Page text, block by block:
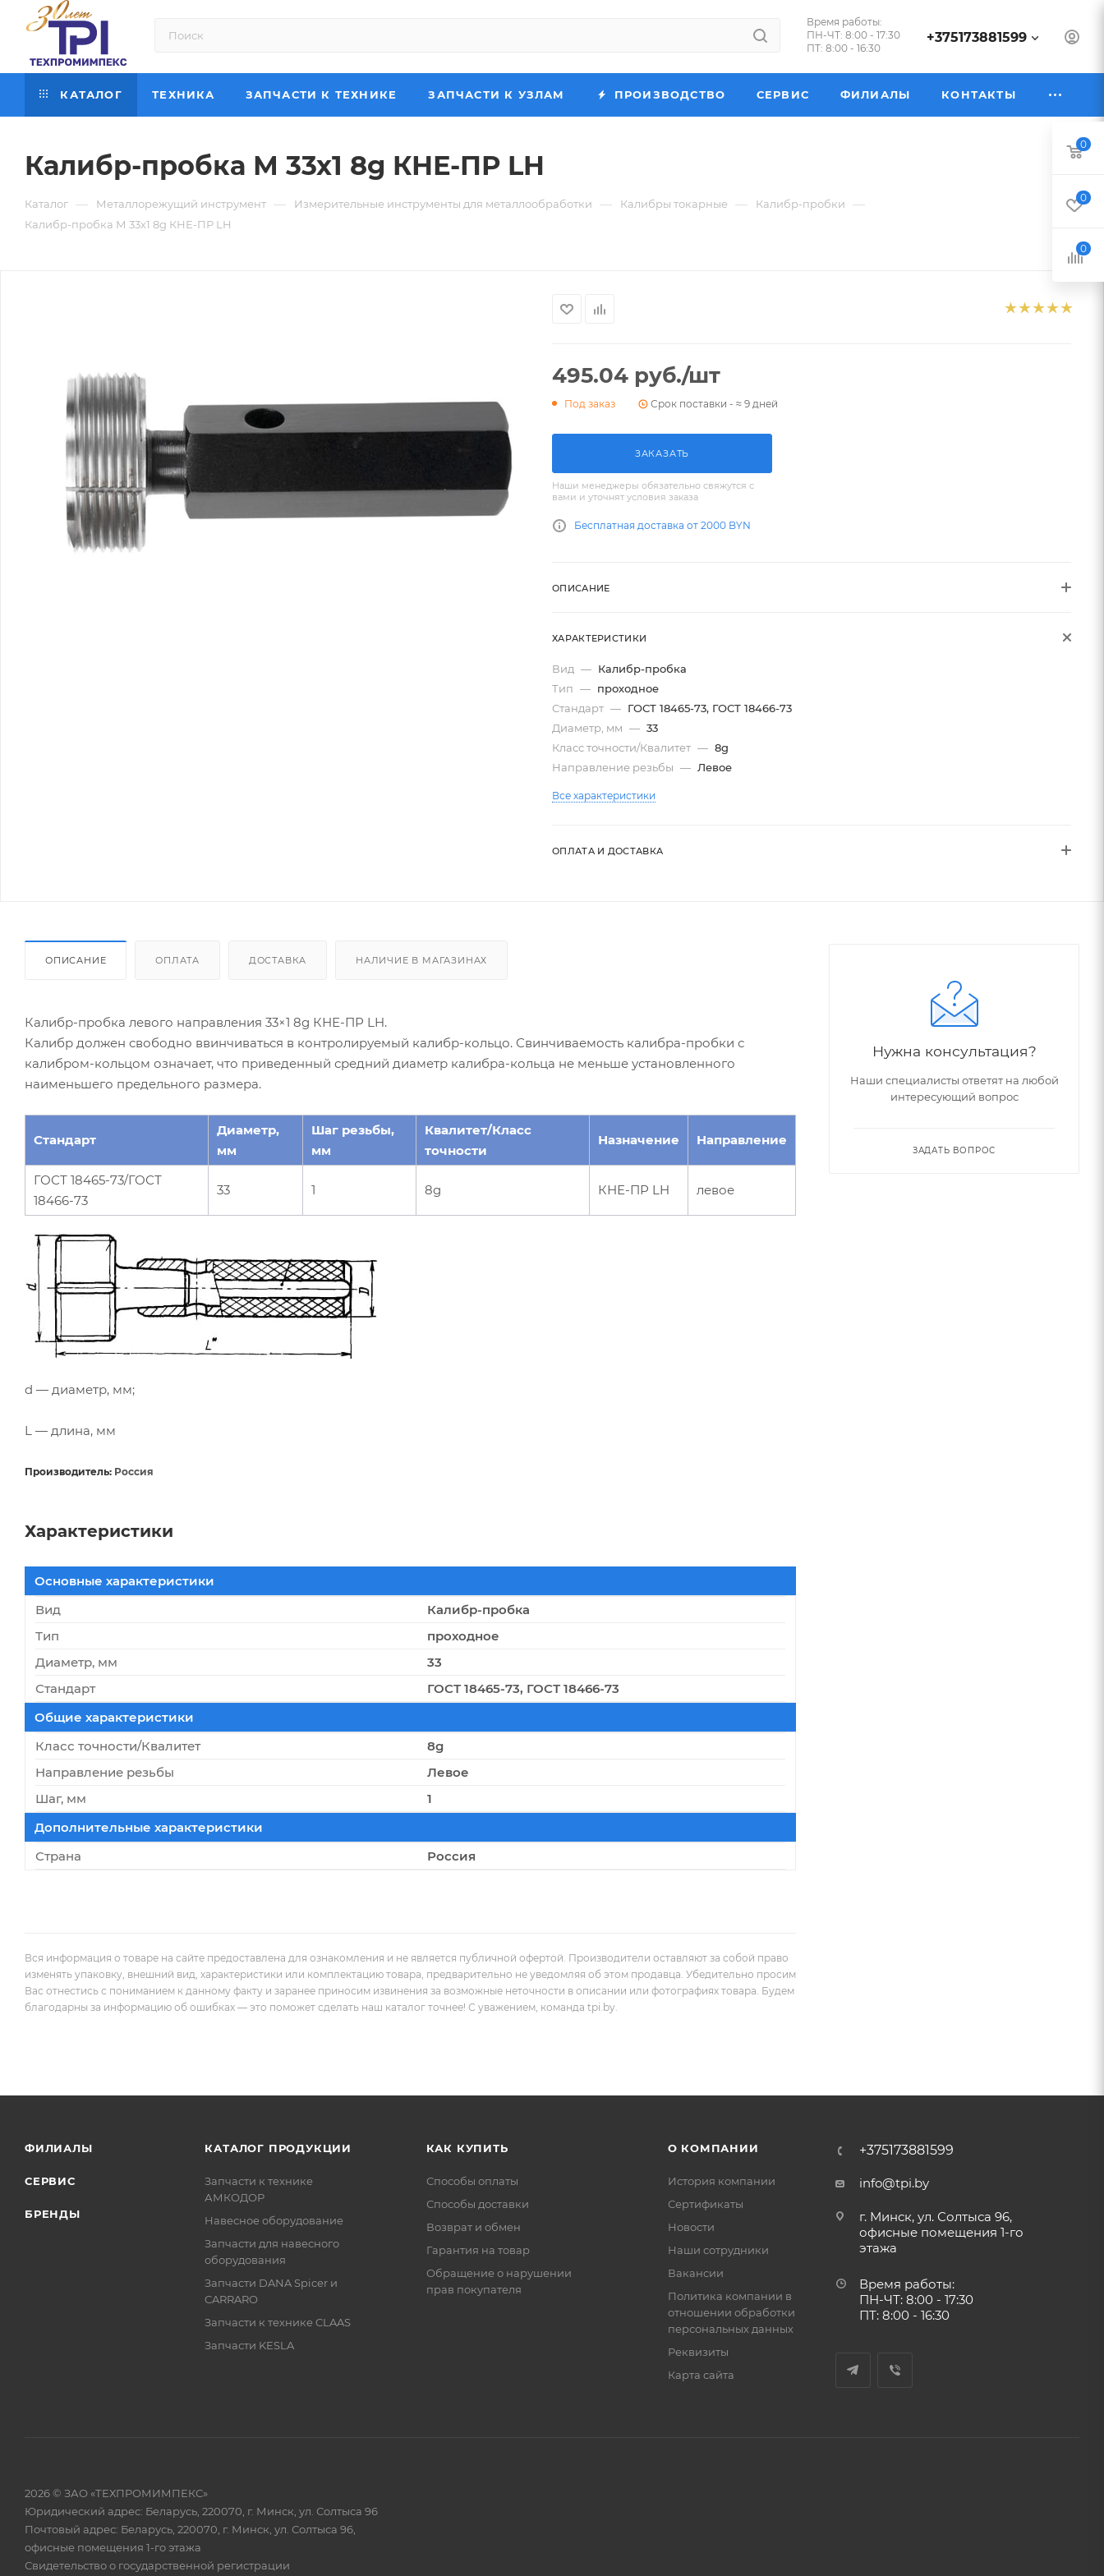
Время работы:
ПН-ЧТ: 8:00 - 17:30
ПТ: 8:00 - 16:30
+375173881599
КАТАЛОГ ТЕХНИКА ЗАПЧАСТИ К ТЕХНИКЕ ЗАПЧАСТИ К УЗЛАМ ПРОИЗВОДСТВО СЕРВИС ФИЛИАЛЫ КОНТАКТЫ
Калибр-пробка М 33х1 8g КНЕ-ПР LH
Каталог — Металлорежущий инструмент — Измерительные инструменты для металлообработки — Калибры токарные — Калибр-пробки —
Калибр-пробка М 33х1 8g КНЕ-ПР LH
495.04 руб./шт
Под заказ Срок поставки - ≈ 9 дней
ЗАКАЗАТЬ
Наши менеджеры обязательно свяжутся с
вами и уточнят условия заказа
Бесплатная доставка от 2000 BYN
ОПИСАНИЕ
ХАРАКТЕРИСТИКИ
Вид — Калибр-пробка
Тип — проходное
Стандарт — ГОСТ 18465-73, ГОСТ 18466-73
Диаметр, мм — 33
Класс точности/Квалитет — 8g
Направление резьбы — Левое
Все характеристики
ОПЛАТА И ДОСТАВКА
ОПИСАНИЕ ОПЛАТА ДОСТАВКА НАЛИЧИЕ В МАГАЗИНАХ
Калибр-пробка левого направления 33×1 8g КНЕ-ПР LH.
Калибр должен свободно ввинчиваться в контролируемый калибр-кольцо. Свинчиваемость калибра-пробки с
калибром-кольцом означает, что приведенный средний диаметр калибра-кольца не меньше установленного
наименьшего предельного размера.
Стандарт
Диаметр,
мм
Шаг резьбы,
мм
Квалитет/Класс
точности
Назначение Направление
ГОСТ 18465-73/ГОСТ
18466-73
33 1 8g КНЕ-ПР LH левое
d — диаметр, мм;
L — длина, мм
Производитель: Россия
Характеристики
Основные характеристики
Вид
Калибр-пробка
Тип
проходное
Диаметр, мм
33
Стандарт
ГОСТ 18465-73, ГОСТ 18466-73
Общие характеристики
Класс точности/Квалитет
8g
Направление резьбы
Левое
Шаг, мм
1
Дополнительные характеристики
Страна
Россия
Вся информация о товаре на сайте предоставлена для ознакомления и не является публичной офертой. Производители оставляют за собой право
изменять упаковку, внешний вид, характеристики или комплектацию товара, предварительно не уведомляя об этом продавца. Убедительно просим
Вас отнестись с пониманием к данному факту и заранее приносим извинения за возможные неточности в описании или фотографиях товара. Будем
благодарны за информацию об ошибках — это поможет сделать наш каталог точнее! С уважением, команда tpi.by.
Нужна консультация?
Наши специалисты ответят на любой
интересующий вопрос
ЗАДАТЬ ВОПРОС
ФИЛИАЛЫ
СЕРВИС
БРЕНДЫ
КАТАЛОГ ПРОДУКЦИИ
Запчасти к технике
АМКОДОР
Навесное оборудование
Запчасти для навесного
оборудования
Запчасти DANA Spicer и
CARRARO
Запчасти к технике CLAAS
Запчасти KESLA
КАК КУПИТЬ
Способы оплаты
Способы доставки
Возврат и обмен
Гарантия на товар
Обращение о нарушении
прав покупателя
О КОМПАНИИ
История компании
Сертификаты
Новости
Наши сотрудники
Вакансии
Политика компании в
отношении обработки
персональных данных
Реквизиты
Карта сайта
+375173881599
info@tpi.by
г. Минск, ул. Солтыса 96,
офисные помещения 1-го
этажа
Время работы:
ПН-ЧТ: 8:00 - 17:30
ПТ: 8:00 - 16:30
2026 © ЗАО «ТЕХПРОМИМПЕКС»
Юридический адрес: Беларусь, 220070, г. Минск, ул. Солтыса 96
Почтовый адрес: Беларусь, 220070, г. Минск, ул. Солтыса 96,
офисные помещения 1-го этажа
Свидетельство о государственной регистрации
0
0
0